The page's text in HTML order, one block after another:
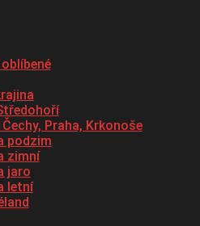
Praha, Krkonoše
podzim
zimní
jaro
letní